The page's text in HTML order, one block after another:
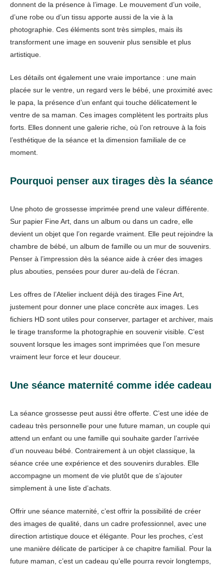
donnent de la présence à l’image. Le mouvement d’un voile,
d’une robe ou d’un tissu apporte aussi de la vie à la
photographie. Ces éléments sont très simples, mais ils
transforment une image en souvenir plus sensible et plus
artistique.
Les détails ont également une vraie importance : une main
placée sur le ventre, un regard vers le bébé, une proximité avec
le papa, la présence d’un enfant qui touche délicatement le
ventre de sa maman. Ces images complètent les portraits plus
forts. Elles donnent une galerie riche, où l’on retrouve à la fois
l’esthétique de la séance et la dimension familiale de ce
moment.
Pourquoi penser aux tirages dès la séance
Une photo de grossesse imprimée prend une valeur différente.
Sur papier Fine Art, dans un album ou dans un cadre, elle
devient un objet que l’on regarde vraiment. Elle peut rejoindre la
chambre de bébé, un album de famille ou un mur de souvenirs.
Penser à l’impression dès la séance aide à créer des images
plus abouties, pensées pour durer au-delà de l’écran.
Les offres de l’Atelier incluent déjà des tirages Fine Art,
justement pour donner une place concrète aux images. Les
fichiers HD sont utiles pour conserver, partager et archiver, mais
le tirage transforme la photographie en souvenir visible. C’est
souvent lorsque les images sont imprimées que l’on mesure
vraiment leur force et leur douceur.
Une séance maternité comme idée cadeau
La séance grossesse peut aussi être offerte. C’est une idée de
cadeau très personnelle pour une future maman, un couple qui
attend un enfant ou une famille qui souhaite garder l’arrivée
d’un nouveau bébé. Contrairement à un objet classique, la
séance crée une expérience et des souvenirs durables. Elle
accompagne un moment de vie plutôt que de s’ajouter
simplement à une liste d’achats.
Offrir une séance maternité, c’est offrir la possibilité de créer
des images de qualité, dans un cadre professionnel, avec une
direction artistique douce et élégante. Pour les proches, c’est
une manière délicate de participer à ce chapitre familial. Pour la
future maman, c’est un cadeau qu’elle pourra revoir longtemps,